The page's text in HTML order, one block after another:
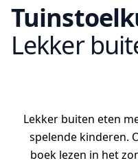
Lekker
Lekker buiten eten
spelende kinderen.
boek lezen in het